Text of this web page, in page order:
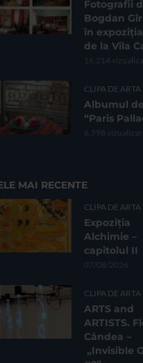
Fotografii
Bogdan
în expoziția
de la Vila
16.214
CLIPA DE ARTA
Albumul
“Paris
6.598 vizualizari
MAI RECENTE
CLIPA DE ARTA
Expoziția
Alchimie –
capitolul II
07/08/2026
CLIPA DE ARTA
ARTS and
ARTISTS.
Cândea –
„Invisible